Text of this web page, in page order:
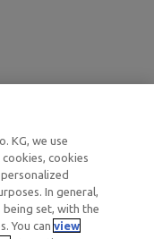
KG, we use
cookies
In general,
set, with the
You canview